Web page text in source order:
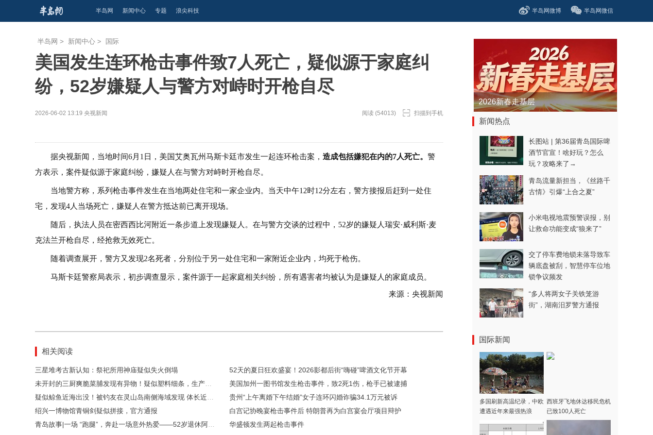
半岛网 新闻中心 专题 浪尖科技 半岛网微博 半岛网微信
半岛网 > 新闻中心 > 国际
美国发生连环枪击事件致7人死亡，疑似源于家庭纠
纷，52岁嫌疑人与警方对峙时开枪自尽
2026-06-02 13:19 央视新闻 阅读 (54013) 扫描到手机
据央视新闻，当地时间6月1日，美国艾奥瓦州马斯卡廷市发生一起连环枪击案， 造成包括嫌犯在内的7人死亡。 警
方表示，案件疑似源于家庭纠纷，嫌疑人在与警方对峙时开枪自尽。
当地警方称，系列枪击事件发生在当地两处住宅和一家企业内。当天中午12时12分左右，警方接报后赶到一处住
宅，发现4人当场死亡，嫌疑人在警方抵达前已离开现场。
随后，执法人员在密西西比河附近一条步道上发现嫌疑人。在与警方交谈的过程中，52岁的嫌疑人瑞安·威利斯·麦
克法兰开枪自尽，经抢救无效死亡。
随着调查展开，警方又发现2名死者，分别位于另一处住宅和一家附近企业内，均死于枪伤。
马斯卡廷警察局表示，初步调查显示，案件源于一起家庭相关纠纷，所有遇害者均被认为是嫌疑人的家庭成员。
来源：央视新闻
相关阅读
三星堆考古新认知：祭祀所用神庙疑似失火倒塌
52天的夏日狂欢盛宴！2026影都后街“嗨碰”啤酒文化节开幕
美国加州一图书馆发生枪击事件，致2死1伤，枪手已被逮捕
贵州“上午离婚下午结婚”女子连环闪婚诈骗34.1万元被诉
绍兴一博物馆青铜剑疑似拼接，官方通报
白宫记协晚宴枪击事件后 特朗普再为白宫宴会厅项目辩护
华盛顿发生两起枪击事件
2026新春走基层
新闻热点
长图站 | 第36届青岛国际啤
酒节官宣！啥好玩？怎么
玩？攻略来了→
青岛流量新担当，《丝路千
古情》引爆“上合之夏”
小米电视地震预警误报，别
让救命功能变成“狼来了”
交了停车费地锁未落导致车
辆底盘被刮，智慧停车位地
锁争议频发
“多人将两女子关铁笼游
街”，湖南汨罗警方通报
国际新闻
多国刷新高温纪录，中欧
遭遇近年来最强热浪
西班牙飞地休达移民危机
已致100人死亡